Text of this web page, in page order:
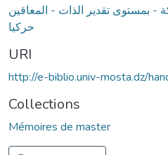
- بمستوى تقدير الذات - المعاقين
حركيا
URI
http://e-biblio.univ-mosta.dz/
Collections
Mémoires de master